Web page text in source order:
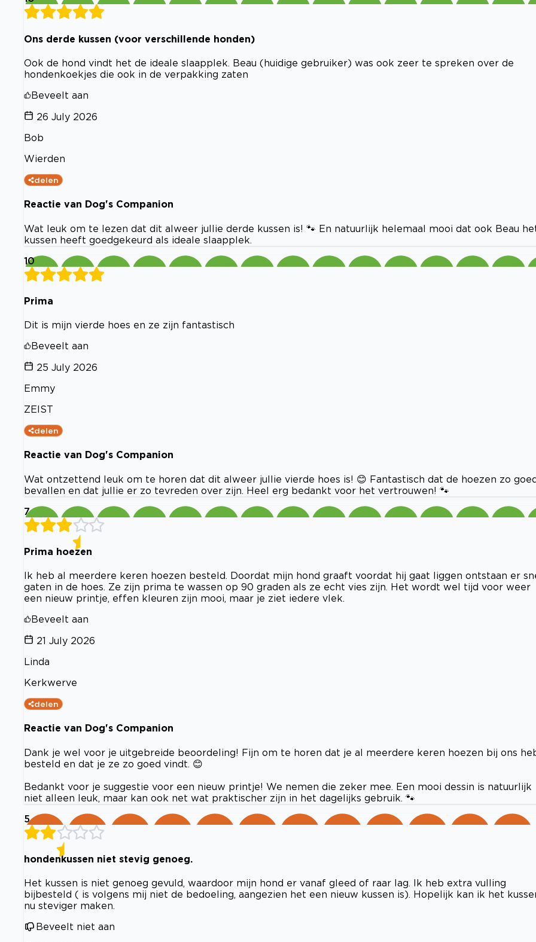
Ons derde kussen (voor verschillende honden)
Ook de hond vindt het de ideale slaapplek. Beau (huidige gebruiker) was ook zeer te spreken over de
hondenkoekjes die ook in de verpakking zaten
Beveelt aan
26 July 2026
Bob
Wierden
delen
Reactie van Dog's Companion
Wat leuk om te lezen dat dit alweer jullie derde kussen is! 🐾 En natuurlijk helemaal mooi dat ook Beau
kussen heeft goedgekeurd als ideale slaapplek.
10
Prima
Dit is mijn vierde hoes en ze zijn fantastisch
Beveelt aan
25 July 2026
Emmy
ZEIST
delen
Reactie van Dog's Companion
Wat ontzettend leuk om te horen dat dit alweer jullie vierde hoes is! 😊 Fantastisch dat de hoezen zo
bevallen en dat jullie er zo tevreden over zijn. Heel erg bedankt voor het vertrouwen! 🐾
7
Prima hoezen
Ik heb al meerdere keren hoezen besteld. Doordat mijn hond graaft voordat hij gaat liggen ontstaan er
gaten in de hoes. Ze zijn prima te wassen op 90 graden als ze echt vies zijn. Het wordt wel tijd voor weer
een nieuw printje, effen kleuren zijn mooi, maar je ziet iedere vlek.
Beveelt aan
21 July 2026
Linda
Kerkwerve
delen
Reactie van Dog's Companion
Dank je wel voor je uitgebreide beoordeling! Fijn om te horen dat je al meerdere keren hoezen bij ons
besteld en dat je ze zo goed vindt. 😊
Bedankt voor je suggestie voor een nieuw printje! We nemen die zeker mee. Een mooi dessin is natuurlijk
niet alleen leuk, maar kan ook net wat praktischer zijn in het dagelijks gebruik. 🐾
5
hondenkussen niet stevig genoeg.
Het kussen is niet genoeg gevuld, waardoor mijn hond er vanaf gleed of raar lag. Ik heb extra vulling
bijbesteld ( is volgens mij niet de bedoeling, aangezien het een nieuw kussen is). Hopelijk kan ik het
nu steviger maken.
Beveelt niet aan